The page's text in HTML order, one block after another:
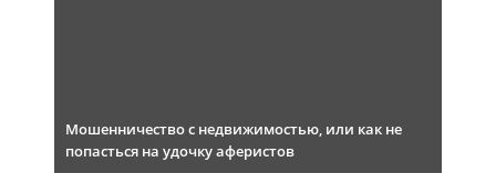
Мошенничество с недвижимостью, или как не
попасться на удочку аферистов